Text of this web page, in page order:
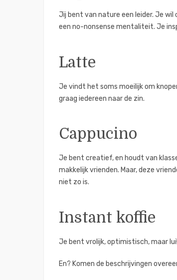
Jij bent van nature een leider. Je wil
een no-nonsense mentaliteit. Je
Latte
Je vindt het soms moeilijk om
graag iedereen naar de zin.
Cappucino
Je bent creatief, en houdt van
makkelijk vrienden. Maar, deze
niet zo is.
Instant koffie
Je bent vrolijk, optimistisch, maar
En? Komen de beschrijvingen